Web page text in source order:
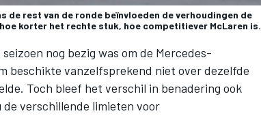
rest van de ronde beïnvloeden de verhoudingen de
korter het rechte stuk, hoe competitiever McLaren is.
nog bezig was om de Mercedes-
beschikte vanzelfsprekend niet over dezelfde
Toch bleef het verschil in benadering ook
verschillende limieten voor